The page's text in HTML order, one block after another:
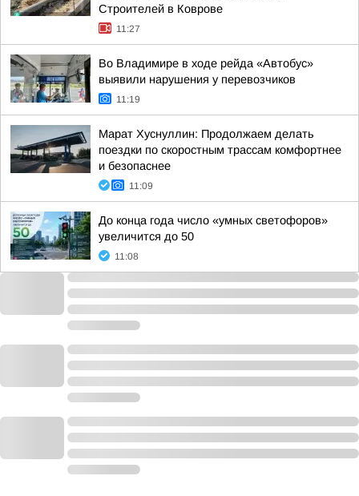
Строителей в Коврове
11:27
Во Владимире в ходе рейда «Автобус»
выявили нарушения у перевозчиков
11:19
Марат Хуснуллин: Продолжаем делать
поездки по скоростным трассам комфортнее
и безопаснее
11:09
До конца года число «умных светофоров»
увеличится до 50
11:08